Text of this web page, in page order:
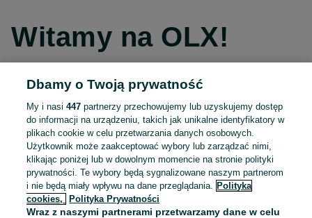
Witamy na OLX!
Kontynuuj przez Facebooka
Kontynuuj przez konto Apple
Kontynuuj przez konto Google
LUB
Dbamy o Twoją prywatność
My i nasi447 partnerzy przechowujemy lub uzyskujemy dostęp
do informacji na urządzeniu, takich jak unikalne identyfikatory w
plikach cookie w celu przetwarzania danych osobowych.
Użytkownik może zaakceptować wybory lub zarządzać nimi,
klikając poniżej lub w dowolnym momencie na stronie polityki
prywatności. Te wybory będą sygnalizowane naszym partnerom
i nie będą miały wpływu na dane przeglądania.
Polityka
cookies,
Polityka Prywatności
Wraz z naszymi partnerami przetwarzamy dane w celu